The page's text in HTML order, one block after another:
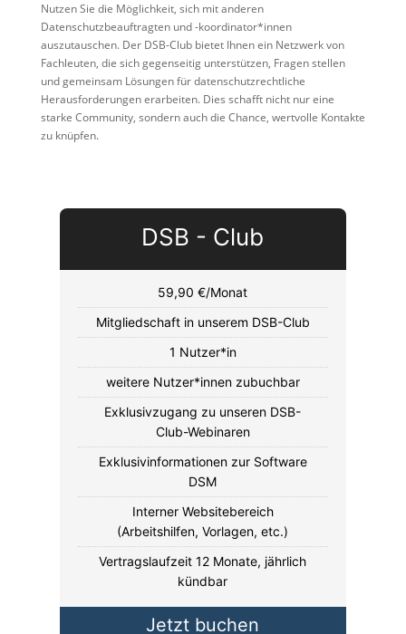
Nutzen Sie die Möglichkeit, sich mit anderen
Datenschutzbeauftragten und -koordinator*innen
auszutauschen. Der DSB-Club bietet Ihnen ein Netzwerk von
Fachleuten, die sich gegenseitig unterstützen, Fragen stellen
und gemeinsam Lösungen für datenschutzrechtliche
Herausforderungen erarbeiten. Dies schafft nicht nur eine
starke Community, sondern auch die Chance, wertvolle Kontakte
zu knüpfen.
DSB - Club
59,90 €/Monat
Mitgliedschaft in unserem DSB-Club
1 Nutzer*in
weitere Nutzer*innen zubuchbar
Exklusivzugang zu unseren DSB-
Club-Webinaren
Exklusivinformationen zur Software
DSM
Interner Websitebereich
(Arbeitshilfen, Vorlagen, etc.)
Vertragslaufzeit 12 Monate, jährlich
kündbar
Jetzt buchen